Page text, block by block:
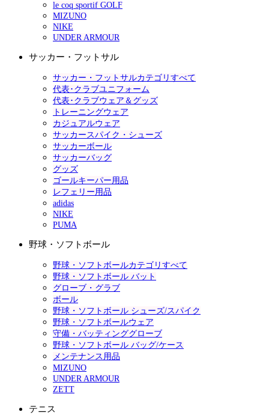
le coq sportif GOLF
MIZUNO
NIKE
UNDER ARMOUR
サッカー・フットサル
サッカー・フットサルカテゴリすべて
代表･クラブユニフォーム
代表･クラブウェア＆グッズ
トレーニングウェア
カジュアルウェア
サッカースパイク・シューズ
サッカーボール
サッカーバッグ
グッズ
ゴールキーパー用品
レフェリー用品
adidas
NIKE
PUMA
野球・ソフトボール
野球・ソフトボールカテゴリすべて
野球・ソフトボール バット
グローブ・グラブ
ボール
野球・ソフトボール シューズ/スパイク
野球・ソフトボールウェア
守備・バッティンググローブ
野球・ソフトボール バッグ/ケース
メンテナンス用品
MIZUNO
UNDER ARMOUR
ZETT
テニス